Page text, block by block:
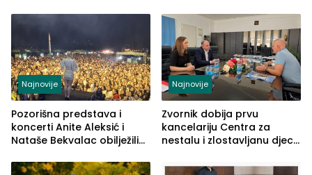
vidljive na njima
Najnovije
Pozorišna predstava i
koncerti Anite Aleksić i
Nataše Bekvalac obilježili
ljeta (FOTO)
Najnovije
Zvornik dobija prvu
kancelariju Centra za
nestalu i zlostavljanu djecu